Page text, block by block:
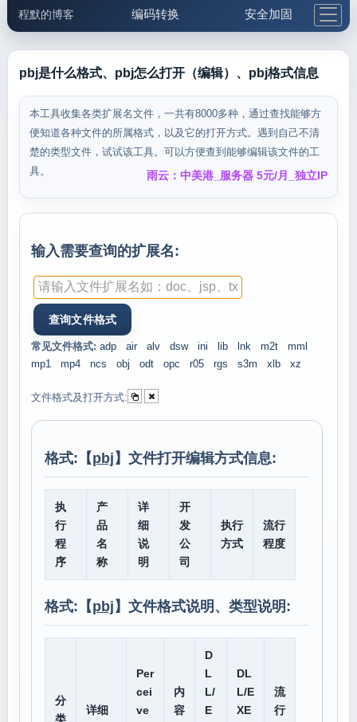
程默的博客 编码转换 安全加固
邮件工具 生活便民 更多工具
5.1支付宝大红包
pbj是什么格式、pbj怎么打开（编辑）、pbj格式信息
本工具收集各类扩展名文件，一共有8000多种，通过查找能够方
便知道各种文件的所属格式，以及它的打开方式。遇到自己不清
楚的类型文件，试试该工具。可以方便查到能够编辑该文件的工
具。
雨云：中美港_服务器 5元/月_独立IP
输入需要查询的扩展名:
常见文件格式: adp air alv dsw ini lib lnk m2t
mml
mp1
mp4 ncs obj odt opc r05 rgs s3m xlb xz
文件格式及打开方式:
格式:【pbj 】文件打开编辑方式信息:
执
行
程
序
产
品
名
称
详
细
说
明
开
发
公
司
执行
方式
流行
程度
格式:【pbj 】文件格式说明、类型说明:
分
类
详细
Per
cei
ve
内
容
D
L
L/
E
DL
L/E
XE
流
行